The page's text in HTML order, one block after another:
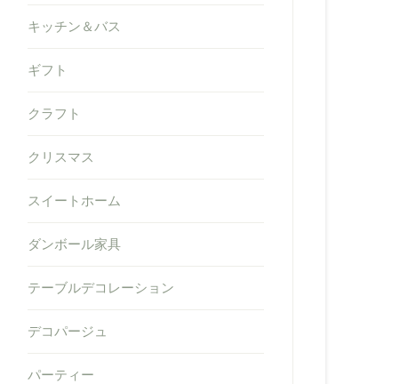
キッチン＆バス
ギフト
クラフト
クリスマス
スイートホーム
ダンボール家具
テーブルデコレーション
デコパージュ
パーティー